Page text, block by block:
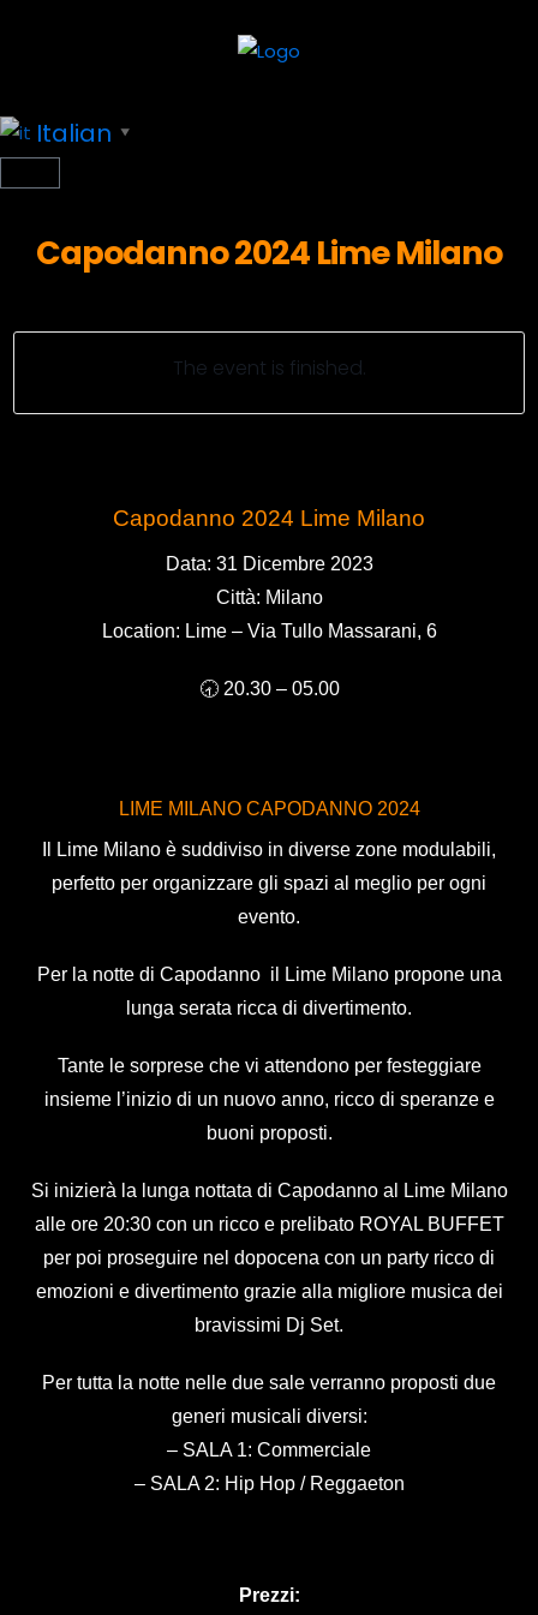
Italian ▼
Capodanno 2024 Lime Milano
The event is finished.
Capodanno 2024 Lime Milano
Data: 31 Dicembre 2023
Città: Milano
Location: Lime – Via Tullo Massarani, 6
🕣 20.30 – 05.00
LIME MILANO CAPODANNO 2024
Il Lime Milano è suddiviso in diverse zone modulabili,
perfetto per organizzare gli spazi al meglio per ogni
evento.
Per la notte di Capodanno il Lime Milano propone una
lunga serata ricca di divertimento.
Tante le sorprese che vi attendono per festeggiare
insieme l’inizio di un nuovo anno, ricco di speranze e
buoni proposti.
Si inizierà la lunga nottata di Capodanno al Lime Milano
alle ore 20:30 con un ricco e prelibato ROYAL BUFFET
per poi proseguire nel dopocena con un party ricco di
emozioni e divertimento grazie alla migliore musica dei
bravissimi Dj Set.
Per tutta la notte nelle due sale verranno proposti due
generi musicali diversi:
– SALA 1: Commerciale
– SALA 2: Hip Hop / Reggaeton
Prezzi: